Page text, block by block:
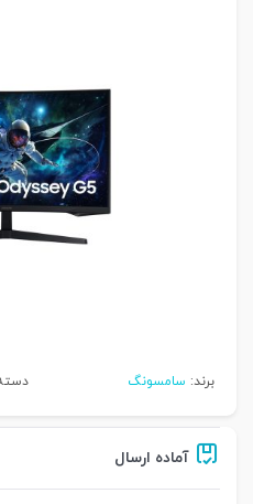
برند: سامسونگ
آماده ارسال